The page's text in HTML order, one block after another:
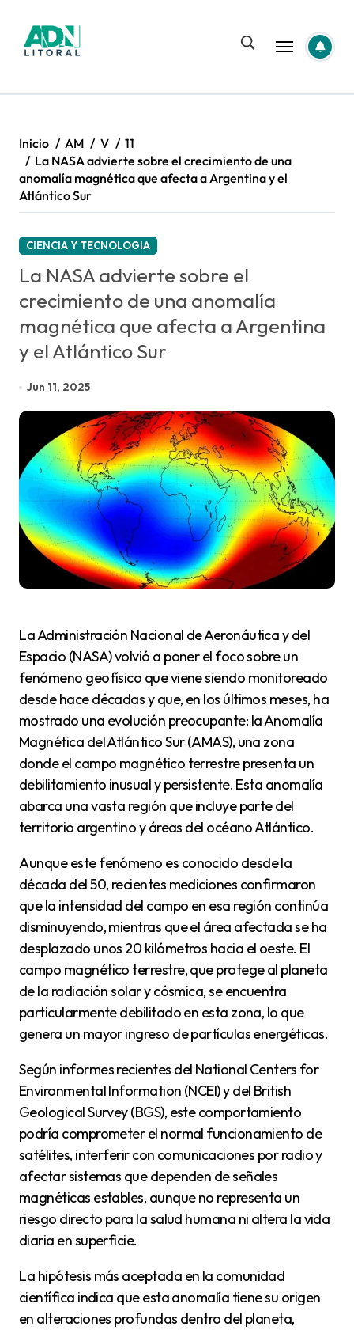
contenido
Inicio AM V
11
La NASA advierte sobre el crecimiento de una
anomalía magnética que afecta a Argentina y el
Atlántico Sur
CIENCIA Y TECNOLOGIA
La NASA advierte sobre el
crecimiento de una anomalía
magnética que afecta a Argentina
y el Atlántico Sur
Jun 11, 2025
La Administración Nacional de Aeronáutica y del
Espacio (NASA) volvió a poner el foco sobre un
fenómeno geofísico que viene siendo monitoreado
desde hace décadas y que, en los últimos meses, ha
mostrado una evolución preocupante: la Anomalía
Magnética del Atlántico Sur (AMAS), una zona
donde el campo magnético terrestre presenta un
debilitamiento inusual y persistente. Esta anomalía
abarca una vasta región que incluye parte del
territorio argentino y áreas del océano Atlántico.
Aunque este fenómeno es conocido desde la
década del 50, recientes mediciones confirmaron
que la intensidad del campo en esa región continúa
disminuyendo, mientras que el área afectada se ha
desplazado unos 20 kilómetros hacia el oeste. El
campo magnético terrestre, que protege al planeta
de la radiación solar y cósmica, se encuentra
particularmente debilitado en esta zona, lo que
genera un mayor ingreso de partículas energéticas.
Según informes recientes del National Centers for
Environmental Information (NCEI) y del British
Geological Survey (BGS), este comportamiento
podría comprometer el normal funcionamiento de
satélites, interferir con comunicaciones por radio y
afectar sistemas que dependen de señales
magnéticas estables, aunque no representa un
riesgo directo para la salud humana ni altera la vida
diaria en superficie.
La hipótesis más aceptada en la comunidad
científica indica que esta anomalía tiene su origen
en alteraciones profundas dentro del planeta,